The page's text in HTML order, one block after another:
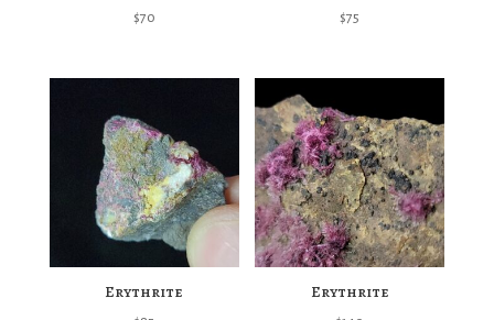
$70 $75
Erythrite Erythrite